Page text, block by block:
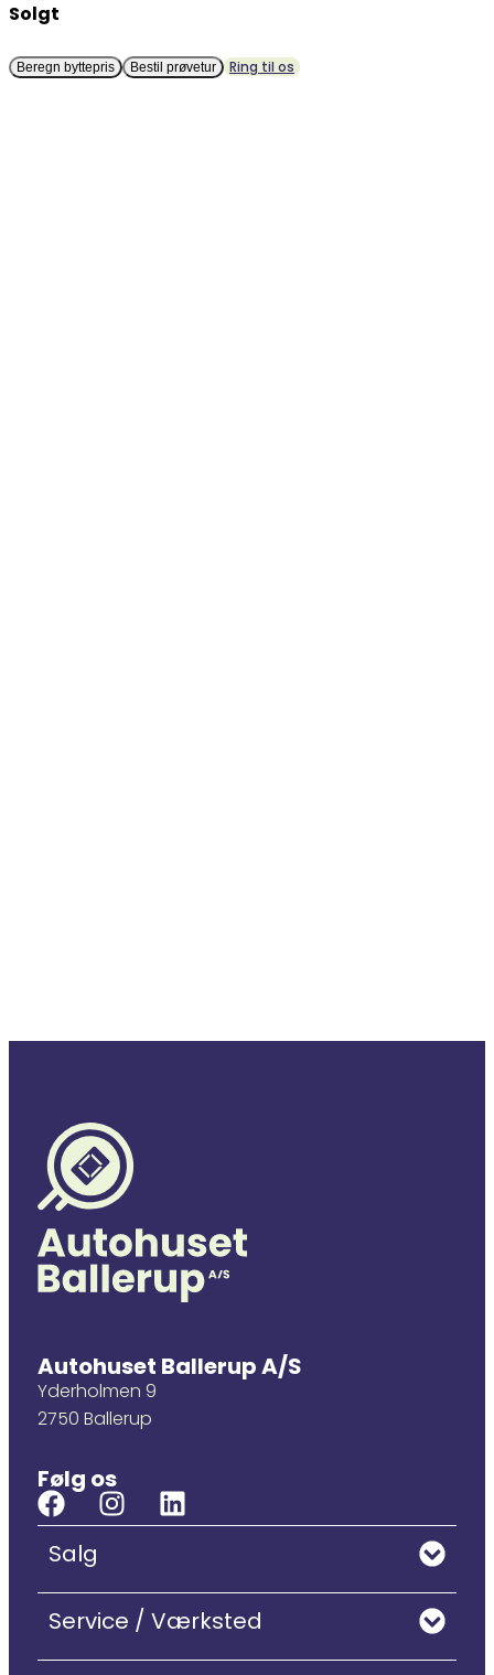
Solgt
Beregn byttepris Bestil prøvetur Ring til os
Autohuset Ballerup A/S
Yderholmen 9
2750 Ballerup
Følg os
Salg
Service / Værksted